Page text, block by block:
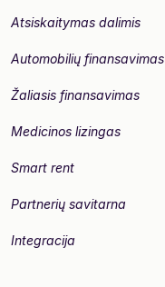
Atsiskaitymas dalimis
Automobilių finansavimas
Žaliasis finansavimas
Medicinos lizingas
Smart rent
Partnerių savitarna
Integracija